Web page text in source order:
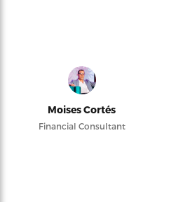
Moises Cortés
Financial Consultant